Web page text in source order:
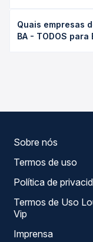
disponíveis e vê a
desejada.
para Belo
433,61 e varia
Quais empresas
BA - TODOS
Sobre nós
Termos de uso
Política de
Termos de Uso Louge
Vip
Imprensa